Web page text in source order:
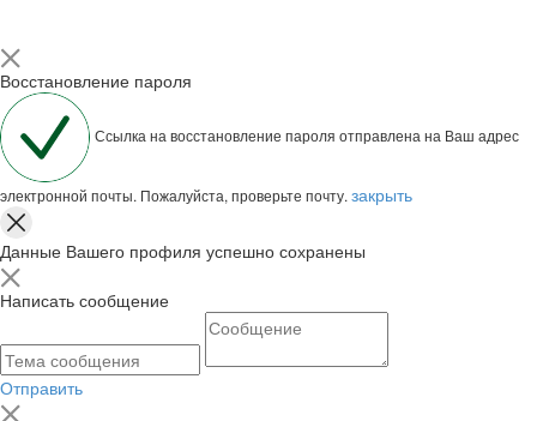
Восстановление пароля
Ссылка на восстановление пароля отправлена на Ваш адрес
электронной почты. Пожалуйста, проверьте почту. закрыть
Данные Вашего профиля успешно сохранены
Написать сообщение
Отправить